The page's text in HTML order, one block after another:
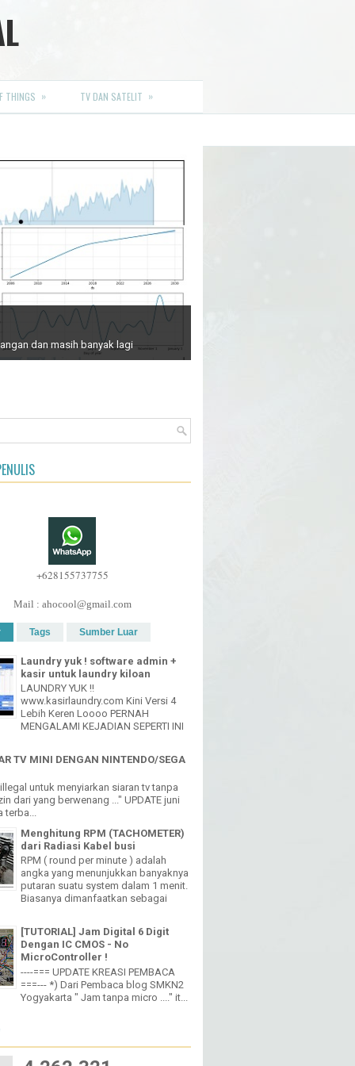
THINGS » TV DAN SATELIT »
dan masih banyak lagi
+628155737755
Mail : ahocool@gmail.com
Tags Sumber Luar
Laundry yuk ! software admin +
kasir untuk laundry kiloan
LAUNDRY YUK !!
www.kasirlaundry.com Kini Versi 4
Lebih Keren Loooo PERNAH
MENGALAMI KEJADIAN SEPERTI INI
TV MINI DENGAN NINTENDO/SEGA
untuk menyiarkan siaran tv tanpa
dari yang berwenang ..." UPDATE juni
terba...
Menghitung RPM (TACHOMETER)
dari Radiasi Kabel busi
RPM ( round per minute ) adalah
angka yang menunjukkan banyaknya
putaran suatu system dalam 1 menit.
Biasanya dimanfaatkan sebagai
[TUTORIAL] Jam Digital 6 Digit
Dengan IC CMOS - No
MicroController !
----=== UPDATE KREASI PEMBACA
===--- *) Dari Pembaca blog SMKN2
Yogyakarta " Jam tanpa micro ...." it...